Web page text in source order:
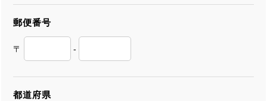
郵便番号
〒 -
都道府県